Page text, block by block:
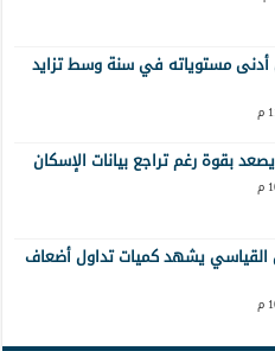
أدنى مستوياته في سنة وسط تزايد
يصعد بقوة رغم تراجع بيانات الإسكان
يشهد كميات تداول أضعاف